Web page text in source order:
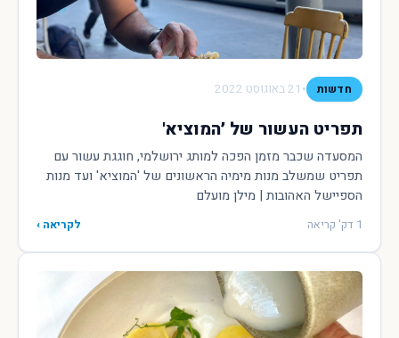
חדשות • 21 באוגוסט 2022
תפריט העשור של ׳המוציא'
המסעדה שכבר מזמן הפכה למותג ירושלמי, חוגגת עשור עם
תפריט שמשלב מנות מימיה הראשונים של 'המוציא' ועד מנות
הספיישל האהובות | מילן מועלם
1 דק' קריאה לקריאה ›